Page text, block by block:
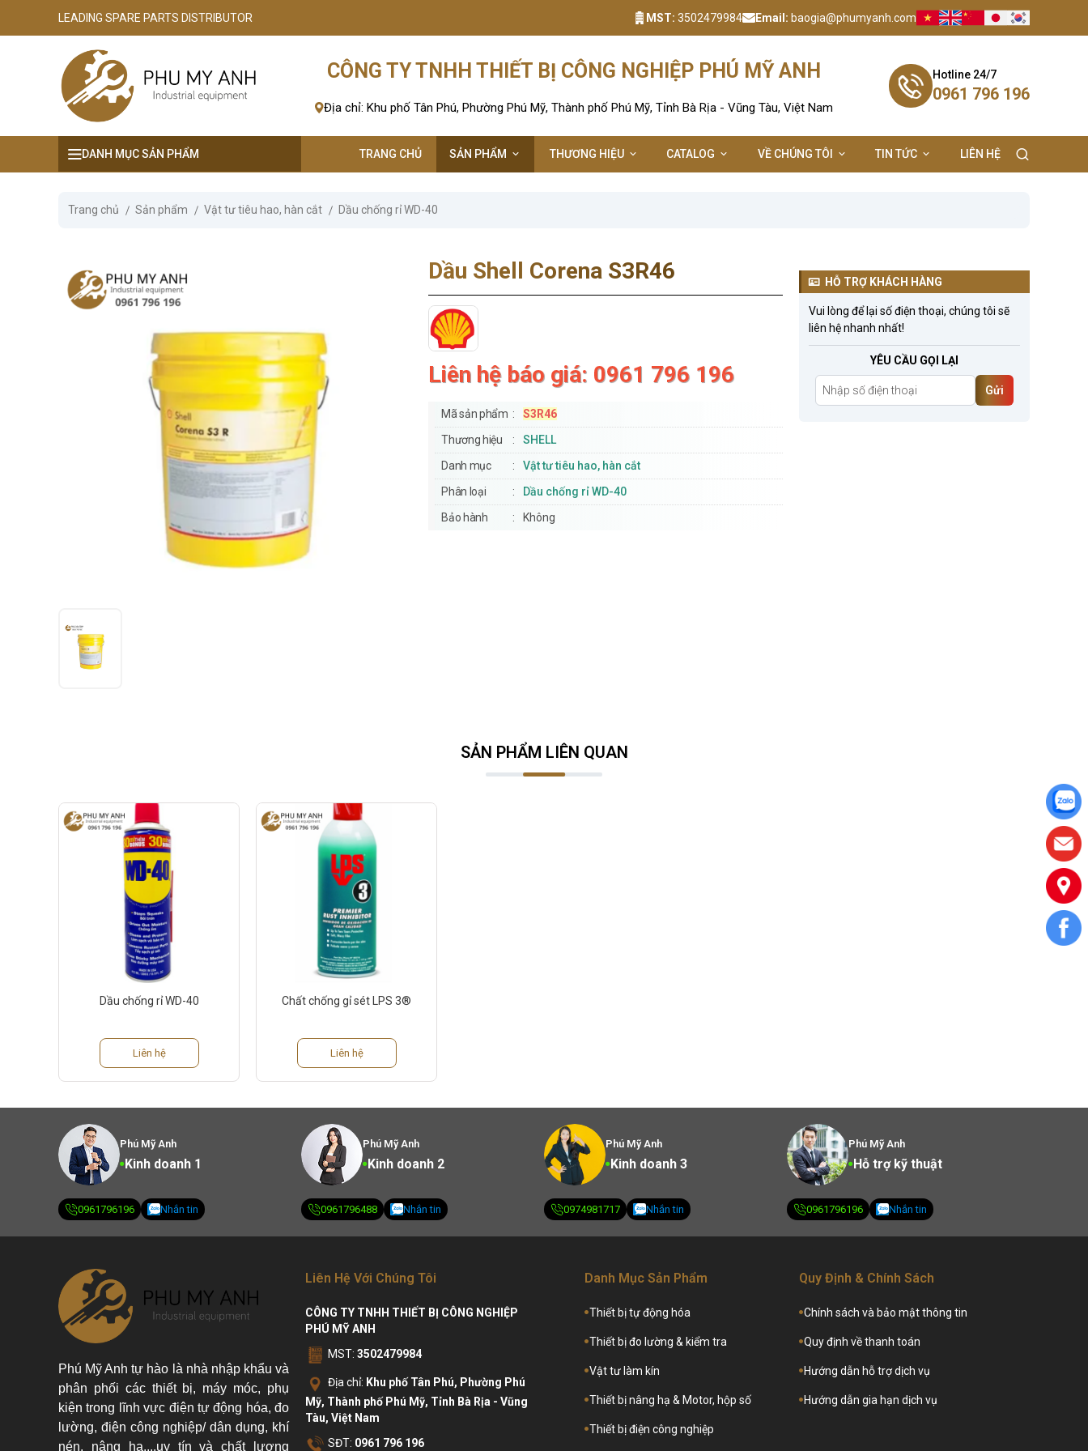
LEADING SPARE PARTS DISTRIBUTOR MST: 3502479984 Email: baogia@phumyanh.com
CÔNG TY TNHH THIẾT BỊ CÔNG NGHIỆP PHÚ MỸ ANH
Địa chỉ: Khu phố Tân Phú, Phường Phú Mỹ, Thành phố Phú Mỹ, Tỉnh Bà Rịa - Vũng Tàu, Việt Nam
Hotline 24/7
0961 796 196
DANH MỤC SẢN PHẨM TRANG CHỦ SẢN PHẨM THƯƠNG HIỆU CATALOG VỀ CHÚNG TÔI TIN TỨC LIÊN HỆ
Trang chủ Sản phẩm Vật tư tiêu hao, hàn cắt Dầu chống rỉ WD-40
Dầu Shell Corena S3R46
Liên hệ báo giá: 0961 796 196
Mã sản phẩm
S3R46
Thương hiệu
SHELL
Danh mục
Vật tư tiêu hao, hàn cắt
Phân loại
Dầu chống rỉ WD-40
Bảo hành
Không
HỖ TRỢ KHÁCH HÀNG
Vui lòng để lại số điện thoại, chúng tôi sẽ
liên hệ nhanh nhất!
YÊU CẦU GỌI LẠI
Gửi
SẢN PHẨM LIÊN QUAN
Dầu chống rỉ WD-40
Liên hệ
Chất chống gỉ sét LPS 3®
Liên hệ
Phú Mỹ Anh
Kinh doanh 1
0961796196 Nhắn tin
Phú Mỹ Anh
Kinh doanh 2
0961796488 Nhắn tin
Phú Mỹ Anh
Kinh doanh 3
0974981717 Nhắn tin
Phú Mỹ Anh
Hỗ trợ kỹ thuật
0961796196 Nhắn tin
Phú Mỹ Anh tự hào là nhà nhập khẩu và
phân phối các thiết bị, máy móc, phụ
kiện trong lĩnh vực điện tự động hóa, đo
lường, điện công nghiệp/ dân dụng, khí
nén, nâng hạ....uy tín và chất lượng
Liên Hệ Với Chúng Tôi
CÔNG TY TNHH THIẾT BỊ CÔNG NGHIỆP
PHÚ MỸ ANH
MST: 3502479984
Địa chỉ: Khu phố Tân Phú, Phường Phú
Mỹ, Thành phố Phú Mỹ, Tỉnh Bà Rịa - Vũng
Tàu, Việt Nam
SĐT: 0961 796 196
Danh Mục Sản Phẩm
Thiết bị tự động hóa
Thiết bị đo lường & kiểm tra
Vật tư làm kín
Thiết bị nâng hạ & Motor, hộp số
Thiết bị điện công nghiệp
Quy Định & Chính Sách
Chính sách và bảo mật thông tin
Quy định về thanh toán
Hướng dẫn hỗ trợ dịch vụ
Hướng dẫn gia hạn dịch vụ